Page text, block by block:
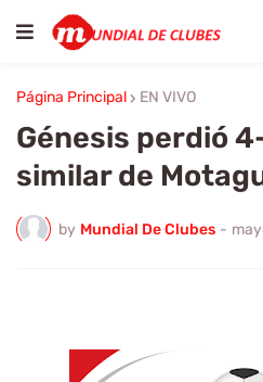
Página Principal EN VIVO
Génesis perdió
similar de
by Mundial De Clubes -